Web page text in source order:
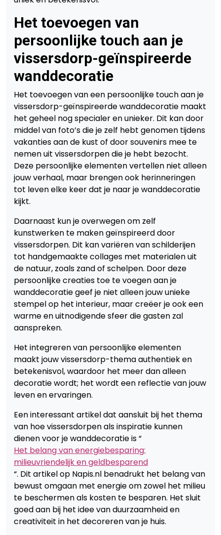
Het toevoegen van
persoonlijke touch aan je
vissersdorp-geïnspireerde
wanddecoratie
Het toevoegen van een persoonlijke touch aan je
vissersdorp-geïnspireerde wanddecoratie maakt
het geheel nog specialer en unieker. Dit kan door
middel van foto’s die je zelf hebt genomen tijdens
vakanties aan de kust of door souvenirs mee te
nemen uit vissersdorpen die je hebt bezocht.
Deze persoonlijke elementen vertellen niet alleen
jouw verhaal, maar brengen ook herinneringen
tot leven elke keer dat je naar je wanddecoratie
kijkt.
Daarnaast kun je overwegen om zelf
kunstwerken te maken geïnspireerd door
vissersdorpen. Dit kan variëren van schilderijen
tot handgemaakte collages met materialen uit
de natuur, zoals zand of schelpen. Door deze
persoonlijke creaties toe te voegen aan je
wanddecoratie geef je niet alleen jouw unieke
stempel op het interieur, maar creëer je ook een
warme en uitnodigende sfeer die gasten zal
aanspreken.
Het integreren van persoonlijke elementen
maakt jouw vissersdorp-thema authentiek en
betekenisvol, waardoor het meer dan alleen
decoratie wordt; het wordt een reflectie van jouw
leven en ervaringen.
Een interessant artikel dat aansluit bij het thema
van hoe vissersdorpen als inspiratie kunnen
dienen voor je wanddecoratie is “
Het belang van energiebesparing:
milieuvriendelijk en geldbesparend
“. Dit artikel op Napis.nl benadrukt het belang van
bewust omgaan met energie om zowel het milieu
te beschermen als kosten te besparen. Het sluit
goed aan bij het idee van duurzaamheid en
creativiteit in het decoreren van je huis.